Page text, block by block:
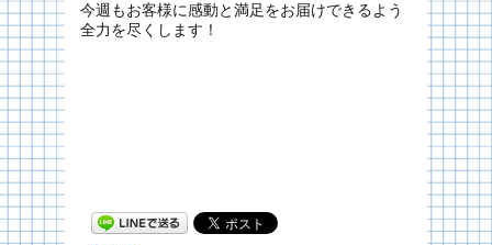
今週もお客様に感動と満足をお届けできるよう
全力を尽くします！